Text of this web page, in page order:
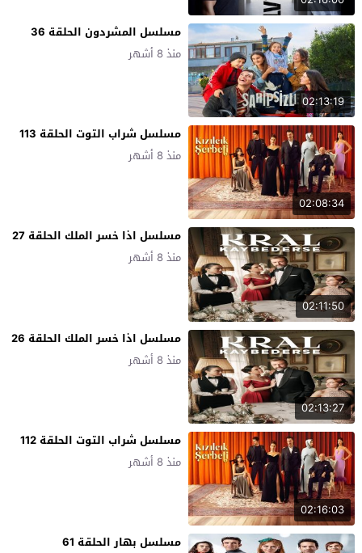
02:13:19
مسلسل المشردون الحلقة 36
منذ 8 أشهر
02:08:34
مسلسل شراب التوت الحلقة 113
منذ 8 أشهر
02:11:50
مسلسل اذا خسر الملك الحلقة 27
منذ 8 أشهر
02:13:27
مسلسل اذا خسر الملك الحلقة 26
منذ 8 أشهر
02:16:03
مسلسل شراب التوت الحلقة 112
منذ 8 أشهر
مسلسل بهار الحلقة 61